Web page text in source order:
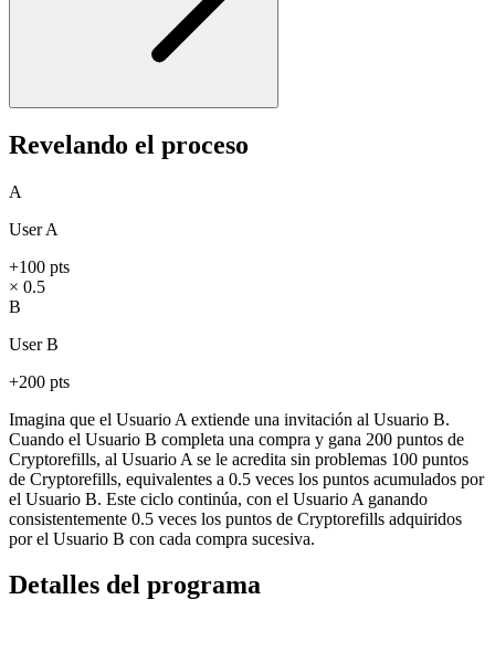
Revelando el proceso
A
User A
+100 pts
× 0.5
B
User B
+200 pts
Imagina que el Usuario A extiende una invitación al Usuario B.
Cuando el Usuario B completa una compra y gana 200 puntos de
Cryptorefills, al Usuario A se le acredita sin problemas 100 puntos
de Cryptorefills, equivalentes a 0.5 veces los puntos acumulados por
el Usuario B. Este ciclo continúa, con el Usuario A ganando
consistentemente 0.5 veces los puntos de Cryptorefills adquiridos
por el Usuario B con cada compra sucesiva.
Detalles del programa